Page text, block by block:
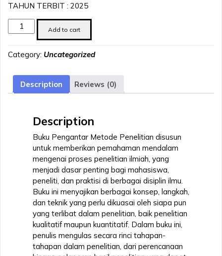
TAHUN TERBIT : 2025
Pengantar
Metode
quantity
Add to cart
Category: Uncategorized
Description Reviews (0)
Description
Buku Pengantar Metode Penelitian disusun
untuk memberikan pemahaman mendalam
mengenai proses penelitian ilmiah, yang
menjadi dasar penting bagi mahasiswa,
peneliti, dan praktisi di berbagai disiplin ilmu.
Buku ini menyajikan berbagai konsep, langkah,
dan teknik yang perlu dikuasai oleh siapa pun
yang terlibat dalam penelitian, baik penelitian
kualitatif maupun kuantitatif. Dalam buku ini,
penulis mengulas secara rinci tahapan-
tahapan dalam penelitian, dari perencanaan